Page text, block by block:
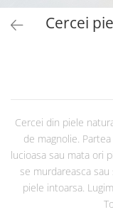
Cercei
Cercei din piele
de magnolie.
lucioasa sau mata ori
se murdareasca
piele intoarsa.